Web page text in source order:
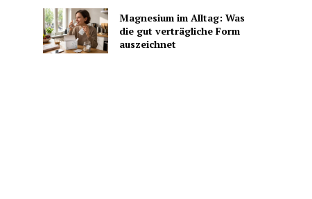
Magnesium im Alltag: Was
die gut verträgliche Form
auszeichnet